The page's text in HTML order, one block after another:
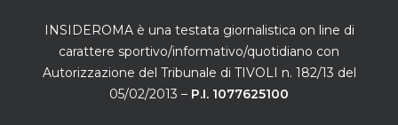
INSIDEROMA è una testata giornalistica on line di
carattere sportivo/informativo/quotidiano con
Autorizzazione del Tribunale di TIVOLI n. 182/13 del
05/02/2013 – P.I. 1077625100